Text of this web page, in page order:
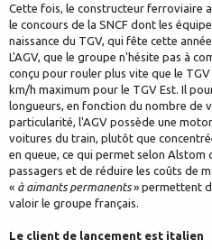
Cette fois, le constructeur ferroviaire
le concours de la SNCF dont les
naissance du TGV, qui fête cette année
L'AGV, que le groupe n'hésite pas à
conçu pour rouler plus vite que le
km/h maximum pour le TGV Est. Il
longueurs, en fonction du nombre de
particularité, l'AGV possède une
voitures du train, plutôt que
en queue, ce qui permet selon Alstom
passagers et de réduire les coûts de
« à aimants permanents» permettent
valoir le groupe français.
Le client de lancement est italien